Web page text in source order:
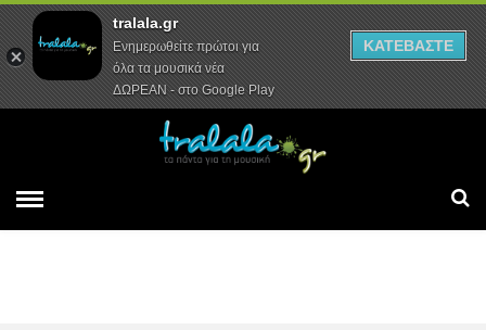
Αρχική Συνεντεύξεις Ρεπορτάζ
tralala.gr
Ενημερωθείτε πρώτοι για
όλα τα μουσικά νέα
ΔΩΡΕΑΝ - στο Google Play
ΚΑΤΕΒΑΣΤΕ